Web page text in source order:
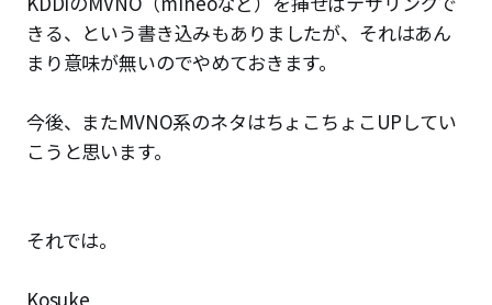
きる、という書き込みもありましたが、それはあん
まり意味が無いのでやめておきます。
今後、またMVNO系のネタはちょこちょこUPしてい
こうと思います。
それでは。
Kosuke